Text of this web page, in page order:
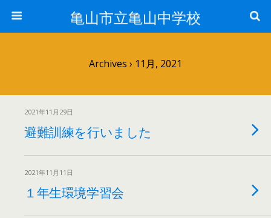
亀山市立亀山中学校
Archives › 11月, 2021
2021年11月29日
避難訓練を行いました
2021年11月11日
１年生環境学習会